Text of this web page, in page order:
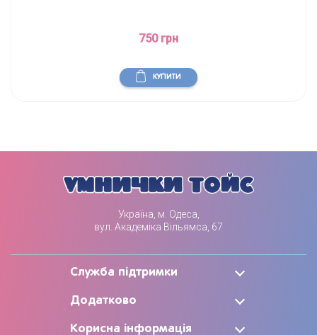
750 грн
КУПИТИ
Україна, м. Одеса,
вул. Академіка Вільямса, 67
Служба підтримки
Додатково
Корисна інформація